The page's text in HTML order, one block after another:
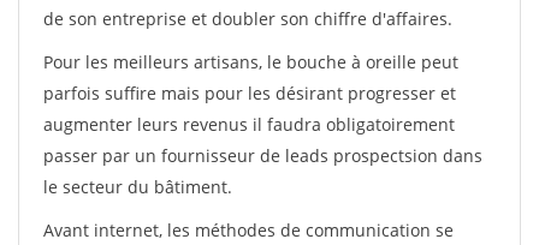
de son entreprise et doubler son chiffre d'affaires.
Pour les meilleurs artisans, le bouche à oreille peut
parfois suffire mais pour les désirant progresser et
augmenter leurs revenus il faudra obligatoirement
passer par un fournisseur de leads prospectsion dans
le secteur du bâtiment.
Avant internet, les méthodes de communication se